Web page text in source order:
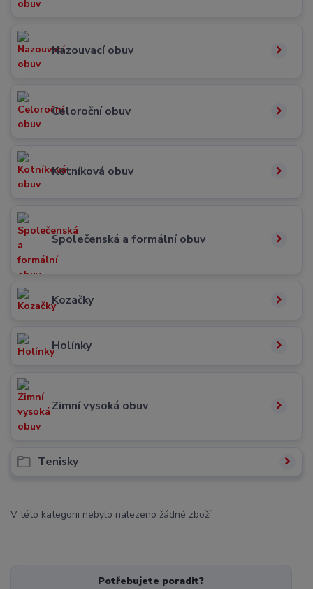
Nazouvací obuv
Celoroční obuv
Kotníková obuv
Společenská a formální obuv
Kozačky
Holínky
Zimní vysoká obuv
Tenisky
V této kategorii nebylo nalezeno žádné zboží.
Potřebujete poradit?